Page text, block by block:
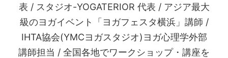
表 / スタジオ-YOGATERIOR 代表 / アジア最大
級のヨガイベント「ヨガフェスタ横浜」講師 /
IHTA協会(YMCヨガスタジオ)ヨガ心理学外部
講師担当 / 全国各地でワークショップ・講座を